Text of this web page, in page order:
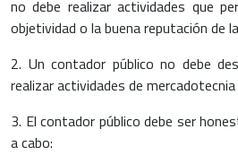
no debe realizar actividades que
objetividad o la buena reputación de
2. Un contador público no debe
realizar actividades de
3. El contador público debe ser
a cabo: